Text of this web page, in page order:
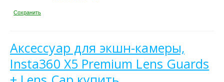
Сохранить
Аксессуар для экшн-камеры,
Insta360 X5 Premium Lens Guards